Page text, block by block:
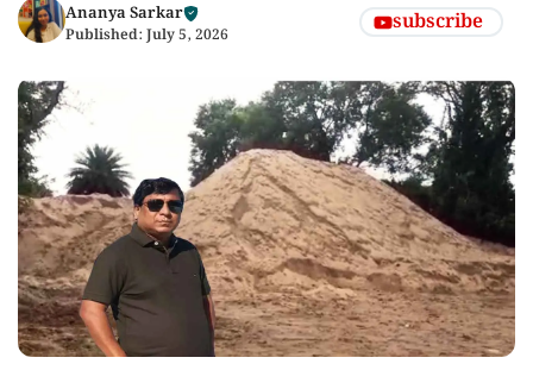
Ananya Sarkar
Published: July 5, 2026 subscribe